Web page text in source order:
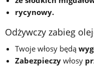
rycynowy.
Odżywczy zabieg
Twoje włosy będą
Zabezpieczy włosy